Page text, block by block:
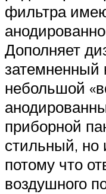
фильтра
Дополняет
затемненный
небольшой
приборной
стильный,
потому что
воздушного